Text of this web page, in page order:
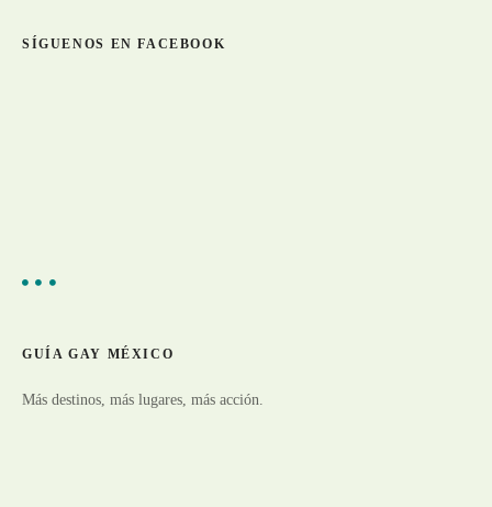
p
o
SÍGUENOS EN FACEBOOK
GUÍA GAY MÉXICO
Más destinos, más lugares, más acción.